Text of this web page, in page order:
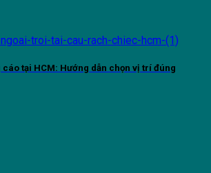
tại HCM: Hướng dẫn chọn vị trí đúng